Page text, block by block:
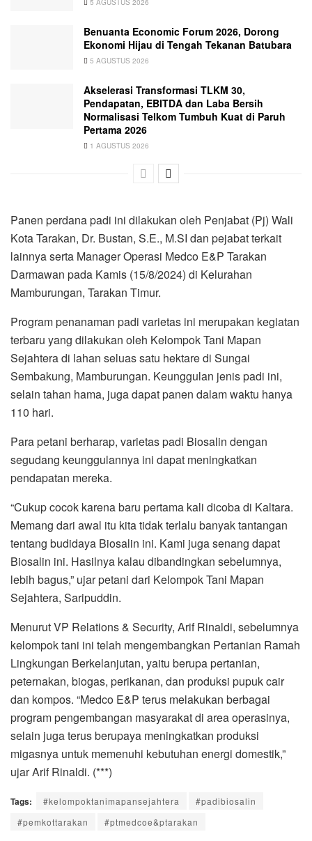
Benuanta Economic Forum 2026, Dorong
Ekonomi Hijau di Tengah Tekanan Batubara
5 AGUSTUS 2026
Akselerasi Transformasi TLKM 30,
Pendapatan, EBITDA dan Laba Bersih
Normalisasi Telkom Tumbuh Kuat di Paruh
Pertama 2026
1 AGUSTUS 2026
Panen perdana padi ini dilakukan oleh Penjabat (Pj) Wali
Kota Tarakan, Dr. Bustan, S.E., M.SI dan pejabat terkait
lainnya serta Manager Operasi Medco E&P Tarakan
Darmawan pada Kamis (15/8/2024) di Kelurahan
Mamburungan, Tarakan Timur.
Program penanaman padi varietas ini merupakan kegiatan
terbaru yang dilakukan oleh Kelompok Tani Mapan
Sejahtera di lahan seluas satu hektare di Sungai
Sembakung, Mamburungan. Keunggulan jenis padi ini,
selain tahan hama, juga dapat panen dalam waktu hanya
110 hari.
Para petani berharap, varietas padi Biosalin dengan
segudang keunggulannya ini dapat meningkatkan
pendapatan mereka.
“Cukup cocok karena baru pertama kali dicoba di Kaltara.
Memang dari awal itu kita tidak terlalu banyak tantangan
tentang budidaya Biosalin ini. Kami juga senang dapat
Biosalin ini. Hasilnya kalau dibandingkan sebelumnya,
lebih bagus,” ujar petani dari Kelompok Tani Mapan
Sejahtera, Saripuddin.
Menurut VP Relations & Security, Arif Rinaldi, sebelumnya
kelompok tani ini telah mengembangkan Pertanian Ramah
Lingkungan Berkelanjutan, yaitu berupa pertanian,
peternakan, biogas, perikanan, dan produksi pupuk cair
dan kompos. “Medco E&P terus melakukan berbagai
program pengembangan masyarakat di area operasinya,
selain juga terus berupaya meningkatkan produksi
migasnya untuk memenuhi kebutuhan energi domestik,”
ujar Arif Rinaldi. (***)
Tags: #kelompoktanimapansejahtera
#padibiosalin
#pemkottarakan
#ptmedcoe&ptarakan